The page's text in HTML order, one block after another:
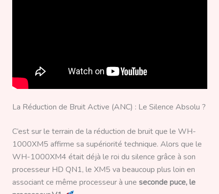
La Réduction de Bruit Active (ANC) : Le Silence Absolu ?
C’est sur le terrain de la réduction de bruit que le WH-
1000XM5 affirme sa supériorité technique. Alors que le
WH-1000XM4 était déjà le roi du silence grâce à son
processeur HD QN1, le XM5 va beaucoup plus loin en
associant ce même processeur à une seconde puce, le